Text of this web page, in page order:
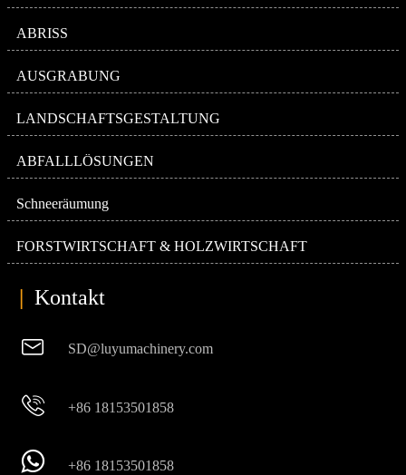
ABRISS
AUSGRABUNG
LANDSCHAFTSGESTALTUNG
ABFALLLÖSUNGEN
Schneeräumung
FORSTWIRTSCHAFT & HOLZWIRTSCHAFT
| Kontakt
 SD@luyumachinery.com
 +86 18153501858
 +86 18153501858